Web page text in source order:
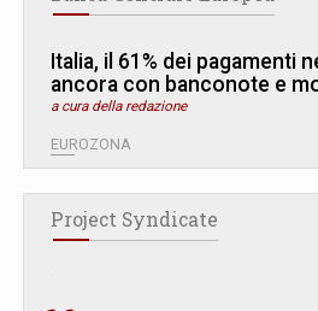
Italia, il 61% dei pagamenti
ancora con banconote e
a cura della redazione
EUROZONA
Project Syndicate